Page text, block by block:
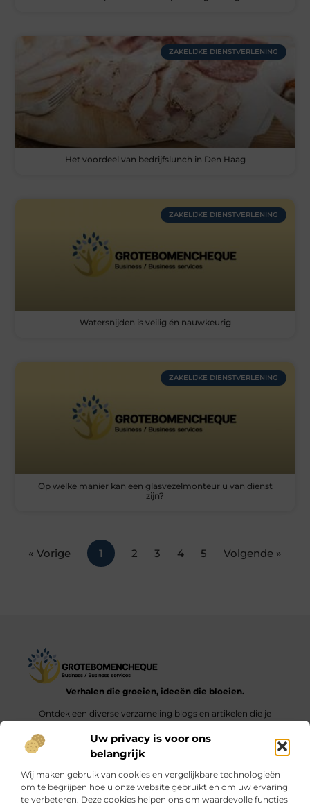
Uw privacy is voor ons
belangrijk
Wij maken gebruik van cookies en vergelijkbare technologieën
om te begrijpen hoe u onze website gebruikt en om uw ervaring
te verbeteren. Deze cookies helpen ons om waardevolle functies
ZAKELIJKE DIENSTVERLENING
Het voordeel van bedrijfslunch in Den Haag
ZAKELIJKE DIENSTVERLENING
Watersnijden is veilig én nauwkeurig
ZAKELIJKE DIENSTVERLENING
Op welke manier kan een glasvezelmonteur u van dienst
zijn?
« Vorige 1 2 3 4 5 Volgende »
Verhalen die groeien, ideeën die bloeien.
Ontdek een diverse verzameling blogs en artikelen die je
dagelijks leven.